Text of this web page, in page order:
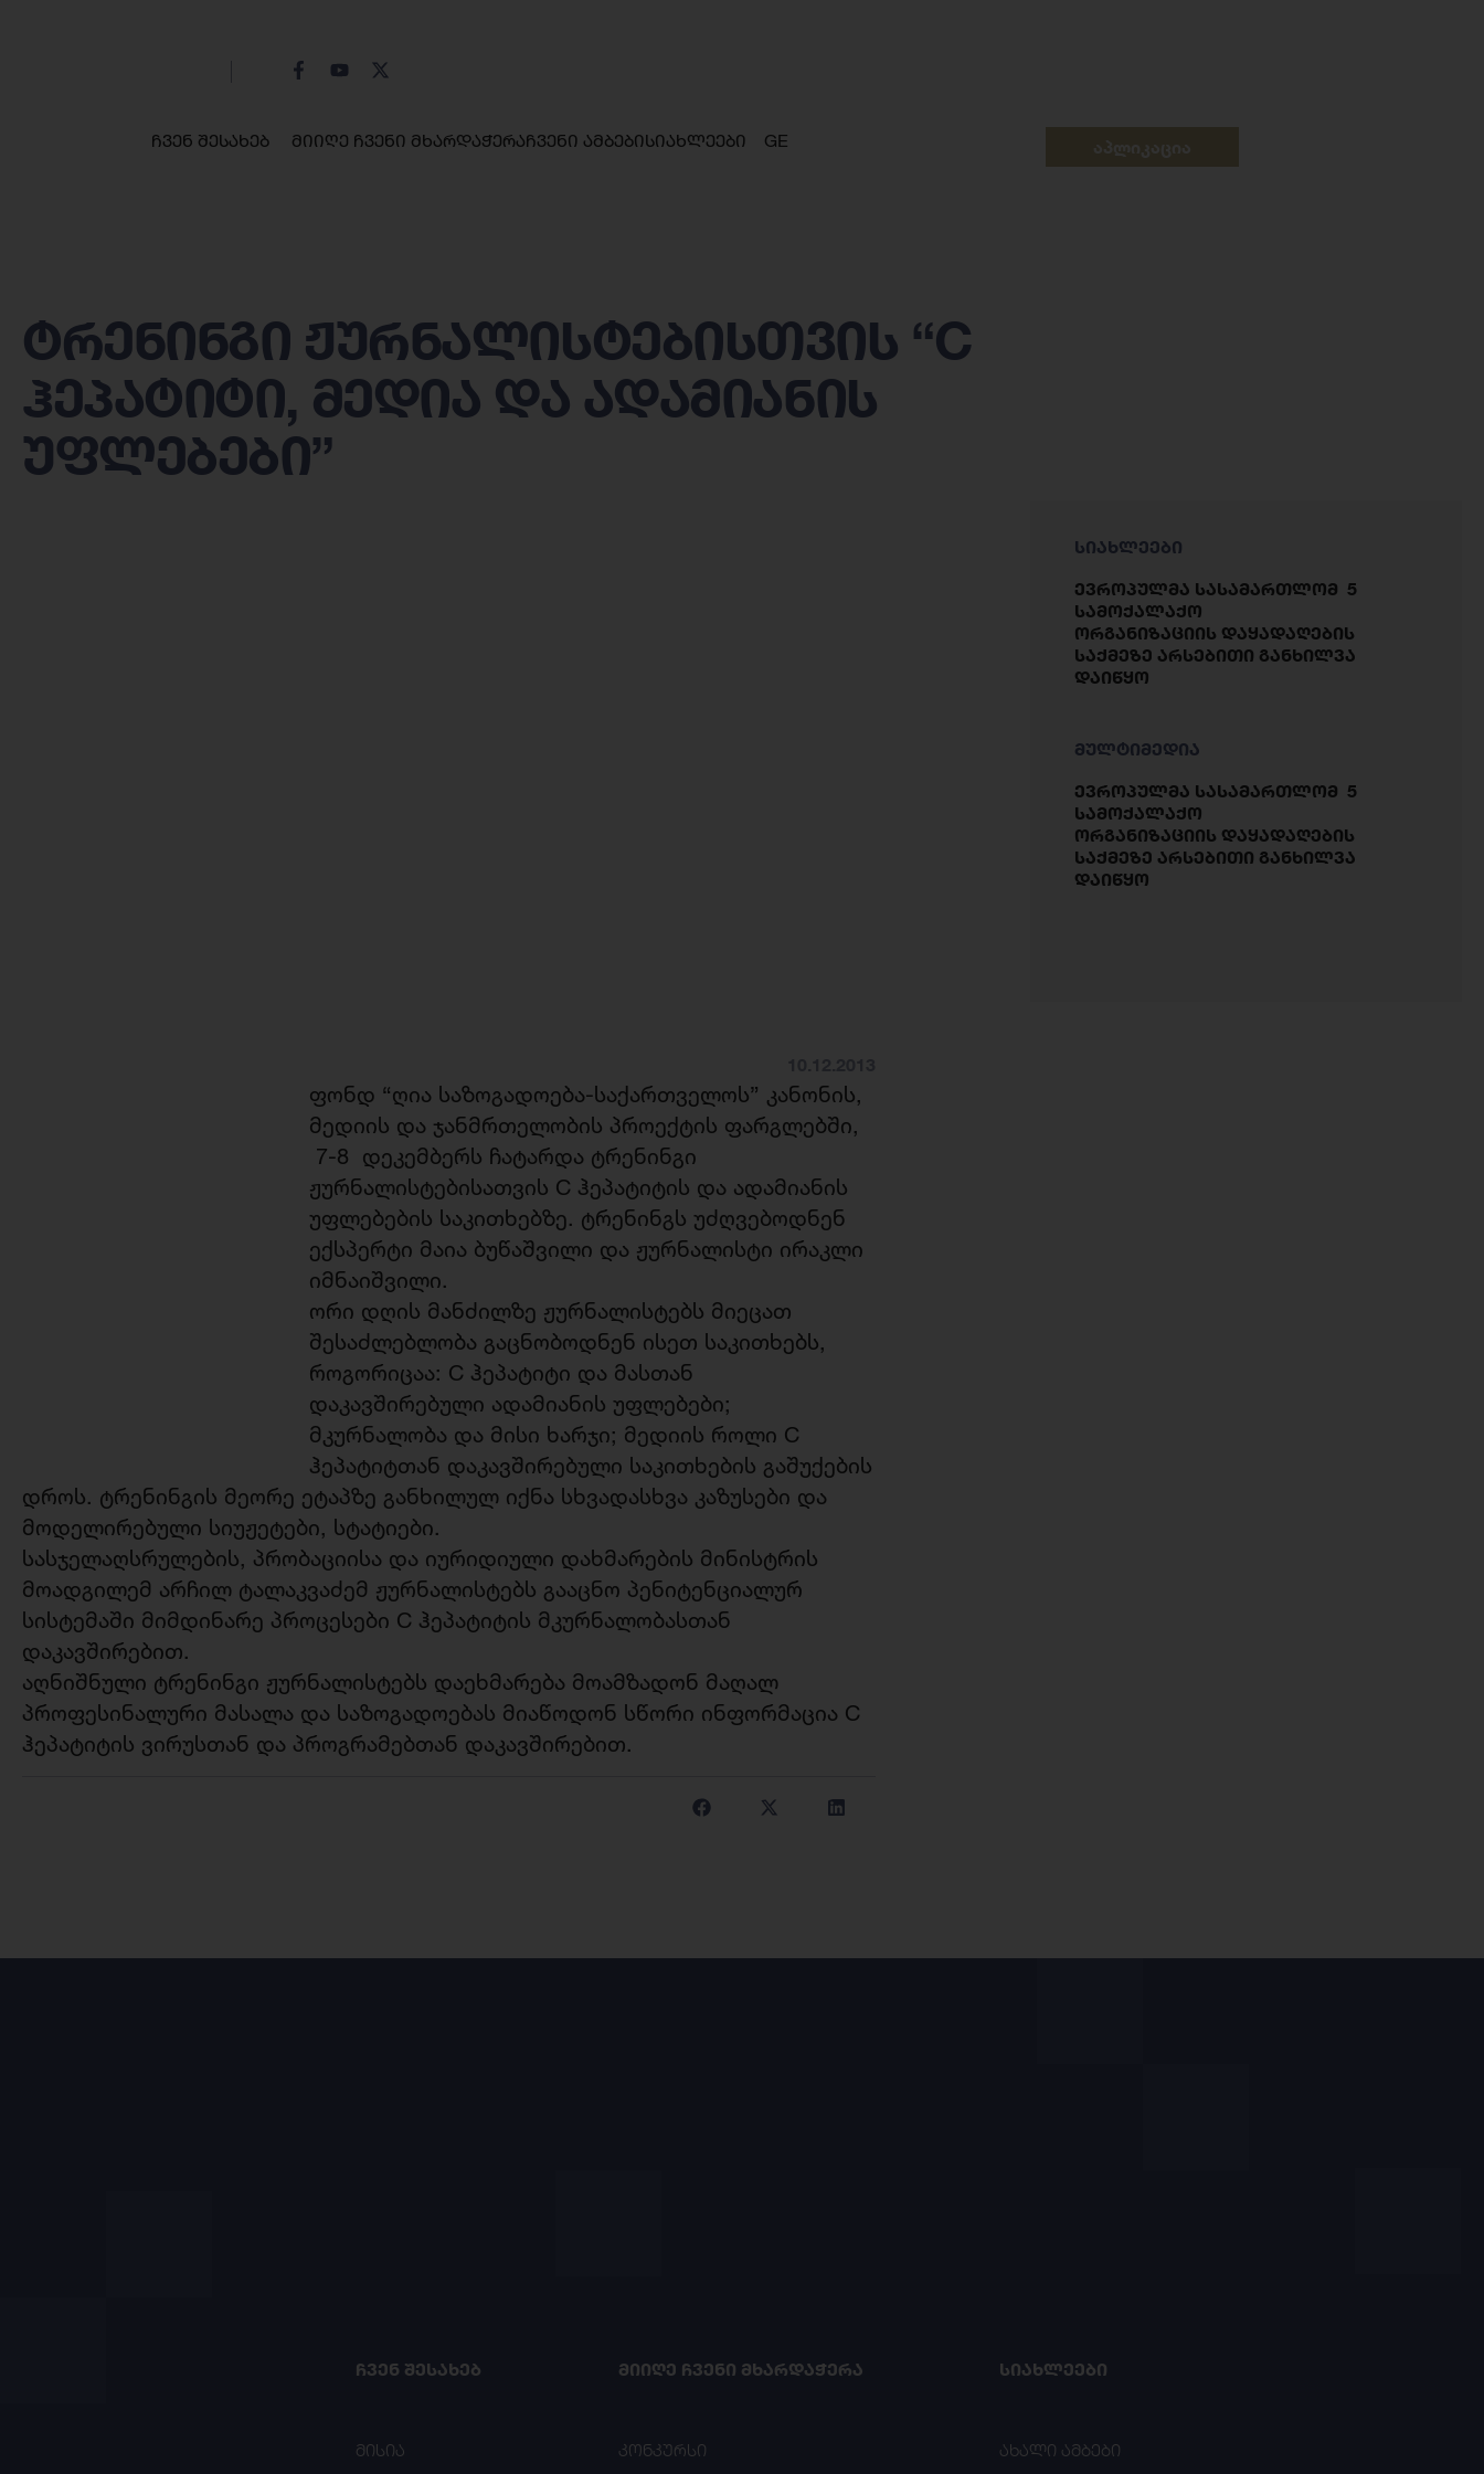
ჩვენ შესახებ მიიღე ჩვენი მხარდაჭერაჩვენი ამბებისიახლეები GE
ტრენინგი ჟურნალისტებისთვის “C
ჰეპატიტი, მედია და ადამიანის
უფლებები”
ფონდ “ღია საზოგადოება-საქართველოს” კანონის,
მედიის და ჯანმრთელობის პროექტის ფარგლებში,
7-8 დეკემბერს ჩატარდა ტრენინგი
ჟურნალისტებისათვის C ჰეპატიტის და ადამიანის
უფლებების საკითხებზე. ტრენინგს უძღვებოდნენ
ექსპერტი მაია ბუწაშვილი და ჟურნალისტი ირაკლი
იმნაიშვილი.
ორი დღის მანძილზე ჟურნალისტებს მიეცათ
შესაძლებლობა გაცნობოდნენ ისეთ საკითხებს,
როგორიცაა: C ჰეპატიტი და მასთან
დაკავშირებული ადამიანის უფლებები;
მკურნალობა და მისი ხარჯი; მედიის როლი C
ჰეპატიტთან დაკავშირებული საკითხების გაშუქების
დროს. ტრენინგის მეორე ეტაპზე განხილულ იქნა სხვადასხვა კაზუსები და
მოდელირებული სიუჟეტები, სტატიები.
სასჯელაღსრულების, პრობაციისა და იურიდიული დახმარების მინისტრის
მოადგილემ არჩილ ტალაკვაძემ ჟურნალისტებს გააცნო პენიტენციალურ
სისტემაში მიმდინარე პროცესები C ჰეპატიტის მკურნალობასთან
დაკავშირებით.
აღნიშნული ტრენინგი ჟურნალისტებს დაეხმარება მოამზადონ მაღალ
პროფესინალური მასალა და საზოგადოებას მიაწოდონ სწორი ინფორმაცია C
ჰეპატიტის ვირუსთან და პროგრამებთან დაკავშირებით.
სიახლეები
ევროპულმა სასამართლომ 5
სამოქალაქო
ორგანიზაციის დაყადაღების
საქმეზე არსებითი განხილვა
დაიწყო
მულტიმედია
ევროპულმა სასამართლომ 5
სამოქალაქო
ორგანიზაციის დაყადაღების
საქმეზე არსებითი განხილვა
დაიწყო
ᲩᲕᲔᲜ ᲨᲔᲡᲐᲮᲔᲑ
მისია
ᲛᲘᲘᲦᲔ ᲩᲕᲔᲜᲘ ᲛᲮᲐᲠᲓᲐᲭᲔᲠᲐ
კონკურსი
ᲡᲘᲐᲮᲚᲔᲔᲑᲘ
ახალი ამბები